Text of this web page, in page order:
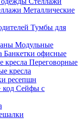
Металлические
Тумбы для
Модульные
Банкетки офисные
кресла Переговорные
кресла
ресепшн
код Сейфы с